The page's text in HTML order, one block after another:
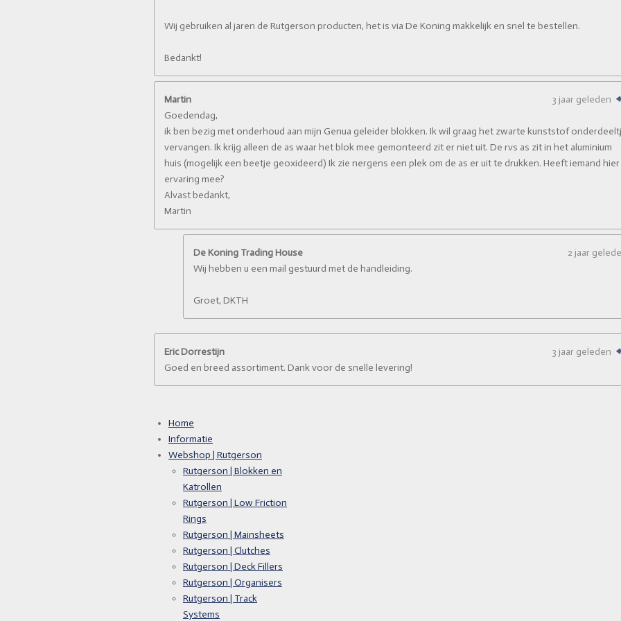
Wij gebruiken al jaren de Rutgerson producten, het is via De Koning makkelijk en snel te bestellen.
Bedankt!
Martin
3 jaar geleden
Goedendag,
ik ben bezig met onderhoud aan mijn Genua geleider blokken. Ik wil graag het zwarte kunststof
vervangen. Ik krijg alleen de as waar het blok mee gemonteerd zit er niet uit. De rvs as zit in het aluminium
huis (mogelijk een beetje geoxideerd) Ik zie nergens een plek om de as er uit te drukken. Heeft iemand hier
ervaring mee?
Alvast bedankt,
Martin
De Koning Trading House
2 jaar
Wij hebben u een mail gestuurd met de handleiding.
Groet, DKTH
Eric Dorrestijn
3 jaar geleden
Goed en breed assortiment. Dank voor de snelle levering!
Home
Informatie
Webshop | Rutgerson
Rutgerson | Blokken en
Katrollen
Rutgerson | Low Friction
Rings
Rutgerson | Mainsheets
Rutgerson | Clutches
Rutgerson | Deck Fillers
Rutgerson | Organisers
Rutgerson | Track
Systems